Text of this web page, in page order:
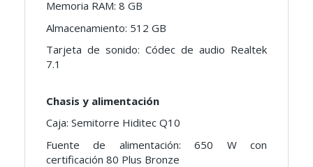
Memoria RAM: 8 GB
Almacenamiento: 512 GB
Tarjeta de sonido: Códec de audio Realtek
7.1
Chasis y alimentación
Caja: Semitorre Hiditec Q10
Fuente de alimentación: 650 W con
certificación 80 Plus Bronze